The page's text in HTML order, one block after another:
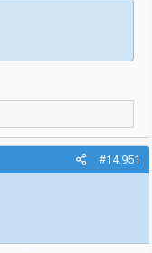
#14.951